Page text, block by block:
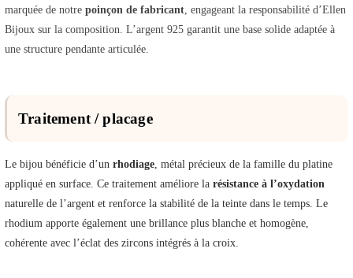
marquée de notre poinçon de fabricant , engageant la responsabilité d’Ellen
Bijoux sur la composition. L’argent 925 garantit une base solide adaptée à
une structure pendante articulée.
Traitement / placage
Le bijou bénéficie d’un rhodiage , métal précieux de la famille du platine
appliqué en surface. Ce traitement améliore la résistance à l’oxydation
naturelle de l’argent et renforce la stabilité de la teinte dans le temps. Le
rhodium apporte également une brillance plus blanche et homogène,
cohérente avec l’éclat des zircons intégrés à la croix.